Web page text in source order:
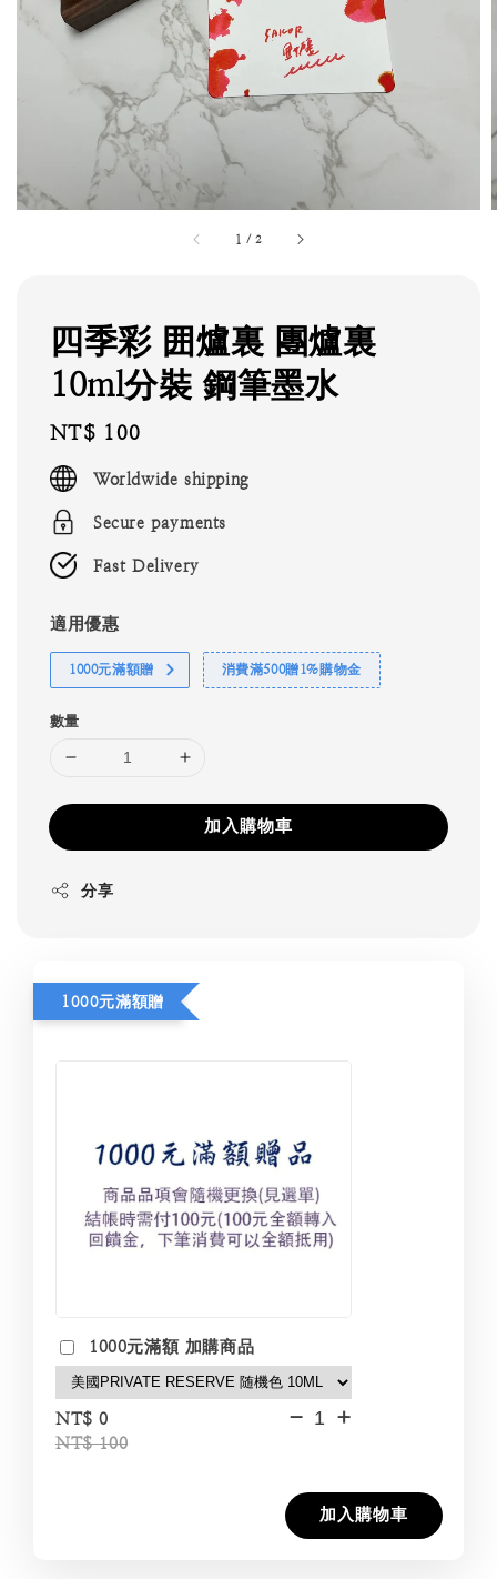
1 /2
四季彩 囲爐裏 團爐裏
10ml分裝 鋼筆墨水
Regular
price
NT$ 100
Worldwide shipping
Secure payments
Fast Delivery
適用優惠
1000元滿額贈 消費滿500贈1%購物金
數量
加入購物車
分享
1000元滿額贈
1000元滿額 加購商品
NT$ 0
NT$ 100
- +
加入購物車